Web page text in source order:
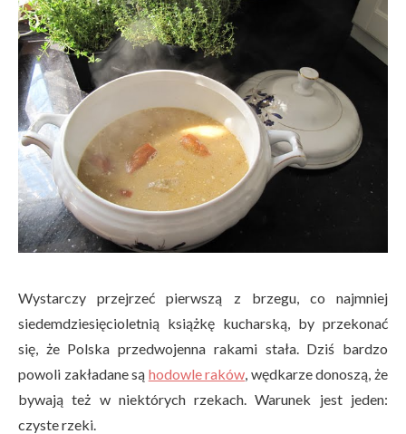
Wystarczy przejrzeć pierwszą z brzegu, co najmniej
siedemdziesięcioletnią książkę kucharską, by przekonać
się, że Polska przedwojenna rakami stała. Dziś bardzo
powoli zakładane są hodowle raków , wędkarze donoszą, że
bywają też w niektórych rzekach. Warunek jest jeden:
czyste rzeki.